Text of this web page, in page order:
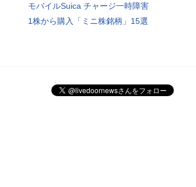
モバイルSuica チャージ一時障害
1株から購入「ミニ株銘柄」15選